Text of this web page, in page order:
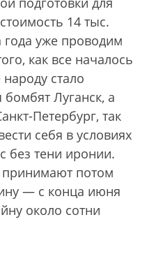
14 тыс.
уже проводим
как все началось
стало
Луганск, а
Петербург, так
себя в условиях
без тени иронии.
потом
— с конца июня
около сотни